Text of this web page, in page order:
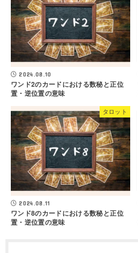
2024.08.10
ワンド2のカードにおける数秘と正位
置・逆位置の意味
タロット
2024.08.11
ワンド8のカードにおける数秘と正位
置・逆位置の意味